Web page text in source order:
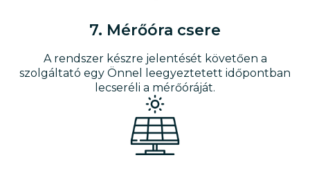
7. Mérőóra csere
A rendszer készre jelentését követően a
szolgáltató egy Önnel leegyeztetett időpontban
lecseréli a mérőóráját.